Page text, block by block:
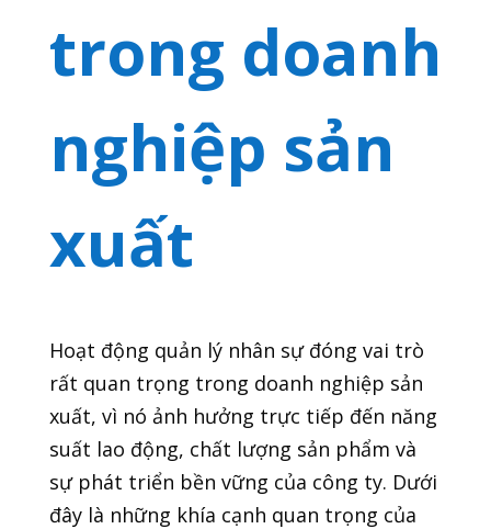
trong doanh
nghiệp sản
xuất
Hoạt động quản lý nhân sự đóng vai trò
rất quan trọng trong doanh nghiệp sản
xuất, vì nó ảnh hưởng trực tiếp đến năng
suất lao động, chất lượng sản phẩm và
sự phát triển bền vững của công ty. Dưới
đây là những khía cạnh quan trọng của